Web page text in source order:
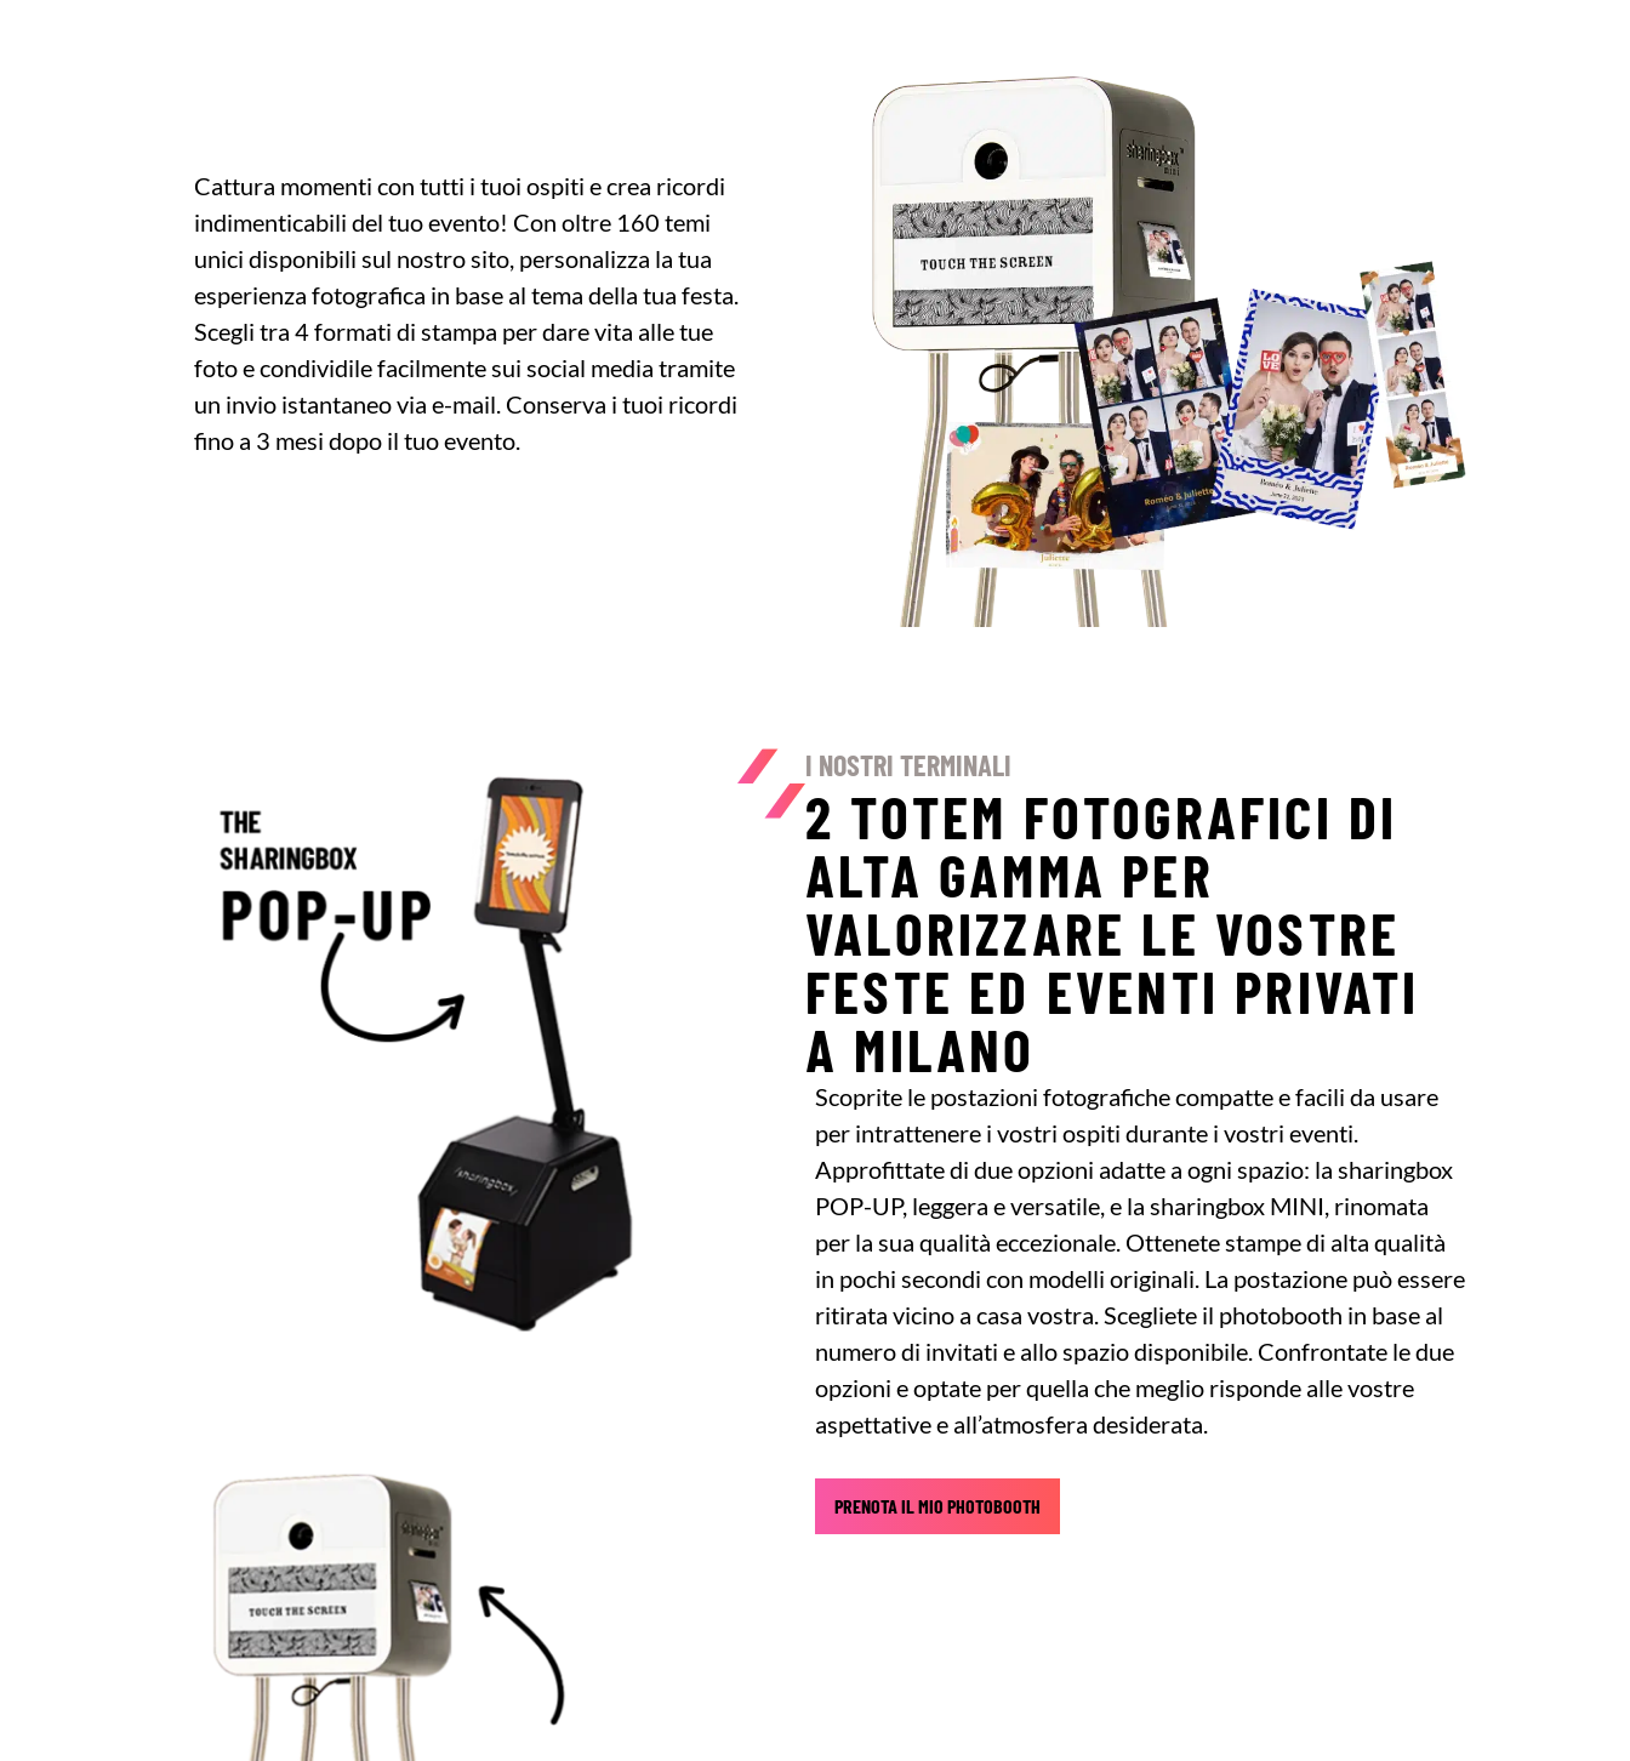
Cattura momenti con tutti i tuoi ospiti e crea ricordi
indimenticabili del tuo evento! Con oltre 160 temi
unici disponibili sul nostro sito, personalizza la tua
esperienza fotografica in base al tema della tua festa.
Scegli tra 4 formati di stampa per dare vita alle tue
foto e condividile facilmente sui social media tramite
un invio istantaneo via e-mail. Conserva i tuoi ricordi
fino a 3 mesi dopo il tuo evento.
I NOSTRI TERMINALI
2 TOTEM FOTOGRAFICI DI
ALTA GAMMA PER
VALORIZZARE LE VOSTRE
FESTE ED EVENTI PRIVATI
A MILANO
Scoprite le postazioni fotografiche compatte e facili da usare
per intrattenere i vostri ospiti durante i vostri eventi.
Approfittate di due opzioni adatte a ogni spazio: la sharingbox
POP-UP, leggera e versatile, e la sharingbox MINI, rinomata
per la sua qualità eccezionale. Ottenete stampe di alta qualità
in pochi secondi con modelli originali. La postazione può essere
ritirata vicino a casa vostra. Scegliete il photobooth in base al
numero di invitati e allo spazio disponibile. Confrontate le due
opzioni e optate per quella che meglio risponde alle vostre
aspettative e all’atmosfera desiderata.
PRENOTA IL MIO PHOTOBOOTH